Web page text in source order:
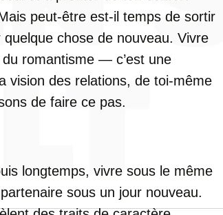
peut-être est-il temps de sortir
chose de nouveau. Vivre
romantisme — c’est une
vision des relations, de toi-même
de faire ce pas.
longtemps, vivre sous le même
sous un jour nouveau.